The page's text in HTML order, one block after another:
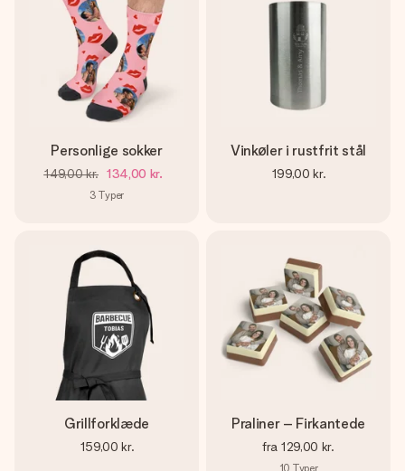
Personlige sokker
149,00 kr. 134,00 kr.
3 Typer
Vinkøler i rustfrit stål
199,00 kr.
Grillforklæde
159,00 kr.
Praliner – Firkantede
fra 129,00 kr.
10 Typer